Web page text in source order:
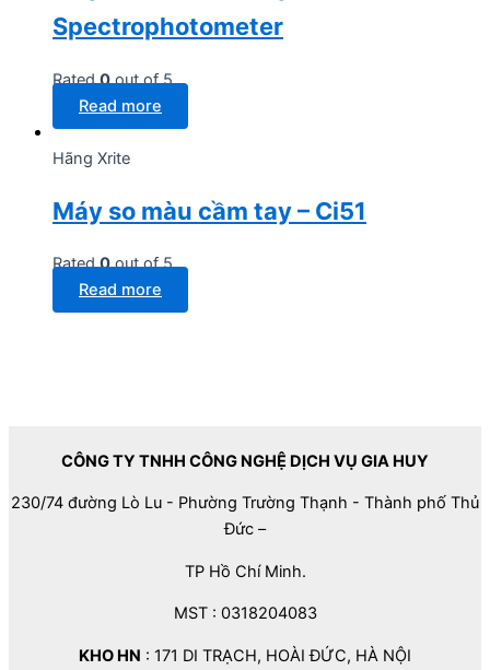
Spectrophotometer
Rated0out of 5
Read more
Hãng Xrite
Máy so màu cầm tay – Ci51
Rated0out of 5
Read more
CÔNG TY TNHH CÔNG NGHỆ DỊCH VỤ GIA HUY
230/74 đường Lò Lu - Phường Trường Thạnh - Thành phố Thủ
Đức –
TP Hồ Chí Minh.
MST : 0318204083
KHO HN : 171 DI TRẠCH, HOÀI ĐỨC, HÀ NỘI